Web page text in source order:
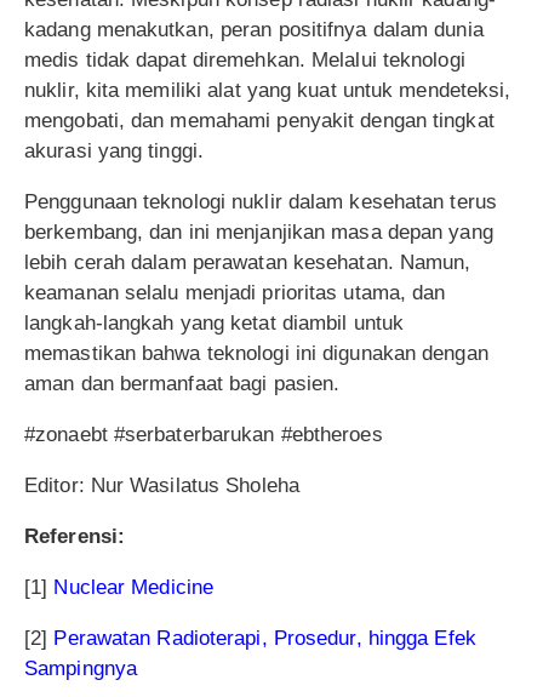
kadang menakutkan, peran positifnya dalam dunia
medis tidak dapat diremehkan. Melalui teknologi
nuklir, kita memiliki alat yang kuat untuk mendeteksi,
mengobati, dan memahami penyakit dengan tingkat
akurasi yang tinggi.
Penggunaan teknologi nuklir dalam kesehatan terus
berkembang, dan ini menjanjikan masa depan yang
lebih cerah dalam perawatan kesehatan. Namun,
keamanan selalu menjadi prioritas utama, dan
langkah-langkah yang ketat diambil untuk
memastikan bahwa teknologi ini digunakan dengan
aman dan bermanfaat bagi pasien.
#zonaebt #serbaterbarukan #ebtheroes
Editor: Nur Wasilatus Sholeha
Referensi:
[1] Nuclear Medicine
[2] Perawatan Radioterapi, Prosedur, hingga Efek
Sampingnya